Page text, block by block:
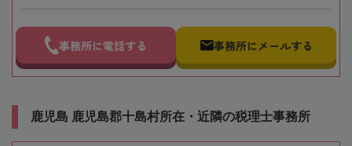
事務所に電話する 事務所にメールする
鹿児島 鹿児島郡十島村所在・近隣の税理士事務所